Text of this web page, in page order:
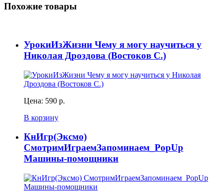
Похожие товары
УрокиИзЖизни Чему я могу научиться у
Николая Дроздова (Востоков С.)
Цена: 590 р.
В корзину
КнИгр(Эксмо)
СмотримИграемЗапоминаем_PopUp
Машины-помощники